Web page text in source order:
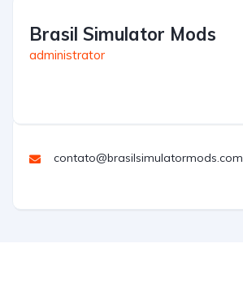
Brasil Simulator Mods
administrator
contato@brasilsimulatormods.com